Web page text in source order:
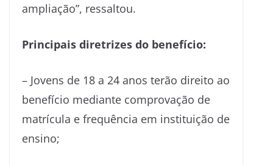
ampliação”, ressaltou.
Principais diretrizes do benefício:
– Jovens de 18 a 24 anos terão direito ao
benefício mediante comprovação de
matrícula e frequência em instituição de
ensino;